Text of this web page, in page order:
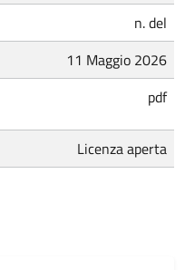
n. del
11 Maggio 2026
pdf
Licenza aperta